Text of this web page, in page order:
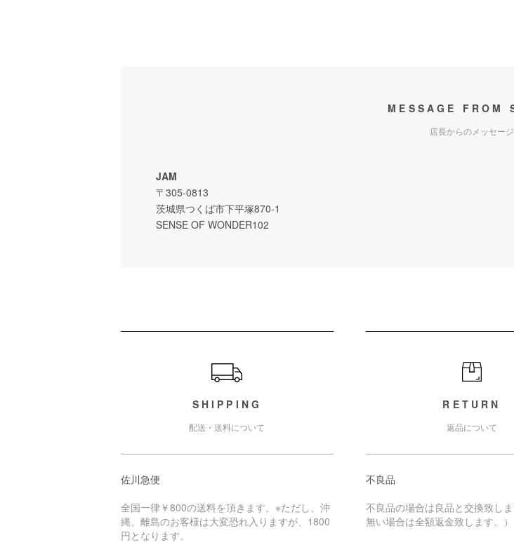
MESSAGE FROM
店長からのメッセージ
JAM
〒305-0813
茨城県つくば市下平塚870-1
SENSE OF WONDER102
SHIPPING
配送・送料について
佐川急便
全国一律￥800の送料を頂きます。※ただし、沖
縄、離島のお客様は大変恐れ入りますが、1800
円となります。
RETURN
返品について
不良品
不良品の場合は良品と交換致し
無い場合は全額返金致します。）